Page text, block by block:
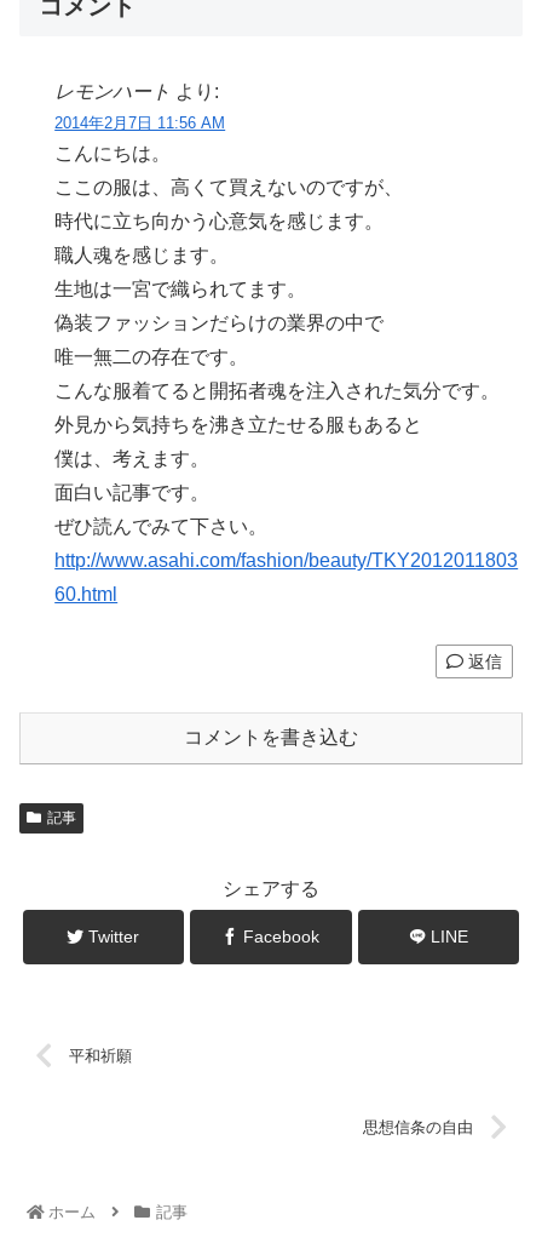
コメント
レモンハート より:
2014年2月7日 11:56 AM
こんにちは。
ここの服は、高くて買えないのですが、
時代に立ち向かう心意気を感じます。
職人魂を感じます。
生地は一宮で織られてます。
偽装ファッションだらけの業界の中で
唯一無二の存在です。
こんな服着てると開拓者魂を注入された気分です。
外見から気持ちを沸き立たせる服もあると
僕は、考えます。
面白い記事です。
ぜひ読んでみて下さい。
http://www.asahi.com/fashion/beauty/TKY2012011803
60.html
返信
コメントを書き込む
記事
シェアする
Twitter Facebook LINE
平和祈願
思想信条の自由
ホーム 記事